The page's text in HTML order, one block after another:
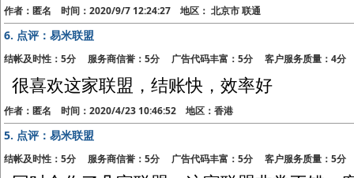
作者：匿名 时间：2020/9/7 12:24:27 地区： 北京市 联通
6. 点评：易米联盟
结帐及时性：5分 服务商信誉：5分 广告代码丰富：5分 客户服务质量：4分
很喜欢这家联盟，结账快，效率好
作者：匿名 时间：2020/4/23 10:46:52 地区：香港
5. 点评：易米联盟
结帐及时性：5分 服务商信誉：5分 广告代码丰富：5分 客户服务质量：5分